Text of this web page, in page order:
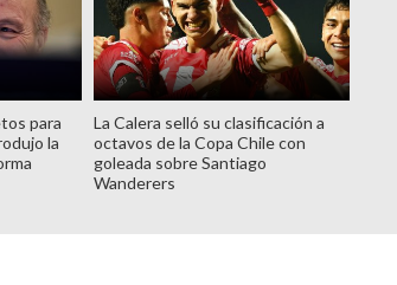
para
la
La Calera selló su clasificación a
octavos de la Copa Chile con
goleada sobre Santiago
Wanderers